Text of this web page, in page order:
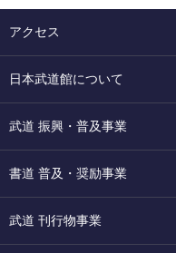
アクセス
日本武道館について
武道 振興・普及事業
書道 普及・奨励事業
武道 刊行物事業